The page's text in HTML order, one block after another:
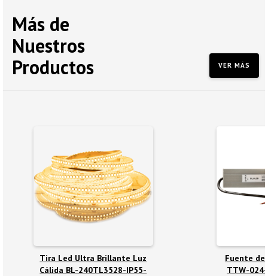
Más de
Nuestros
Productos
VER MÁS
Tira Led Ultra Brillante Luz
Cálida BL-240TL3528-IP55-
Fuente de
TTW-